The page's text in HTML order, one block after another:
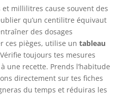
millilitres cause souvent des
qu’un centilitre équivaut
des dosages
ces pièges, utilise un tableau
toujours tes mesures
une recette. Prends l’habitude
directement sur tes fiches
du temps et réduiras les